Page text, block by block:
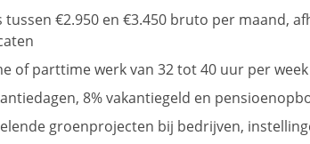
tussen €2.950 en €3.450 bruto per maand,
of parttime werk van 32 tot 40 uur per week
8% vakantiegeld en
groenprojecten bij bedrijven,